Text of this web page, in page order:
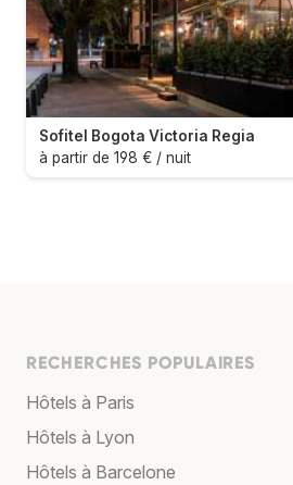
Sofitel Bogota Victoria Regia
à partir de 198 € / nuit
RECHERCHES POPULAIRES
Hôtels à Paris
Hôtels à Lyon
Hôtels à Barcelone